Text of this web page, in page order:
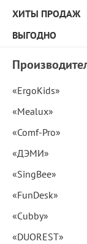
ХИТЫ ПРОДАЖ
ВЫГОДНО
«ErgoKids»
«Mealux»
«Comf-Pro»
«ДЭМИ»
«SingBee»
«FunDesk»
«Cubby»
«DUOREST»